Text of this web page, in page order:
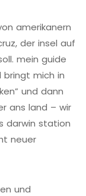
amerikanern
der insel auf
mein guide
mich in
und dann
ans land – wir
darwin station
neuer
und